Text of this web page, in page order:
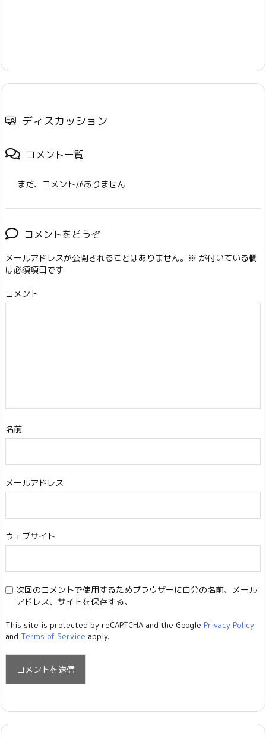
ディスカッション
コメント一覧
まだ、コメントがありません
コメントをどうぞ
メールアドレスが公開されることはありません。 ※ が付いている欄
は必須項目です
コメント
名前
メールアドレス
ウェブサイト
次回のコメントで使用するためブラウザーに自分の名前、メール
アドレス、サイトを保存する。
This site is protected by reCAPTCHA and the Google Privacy Policy
and Terms of Service apply.